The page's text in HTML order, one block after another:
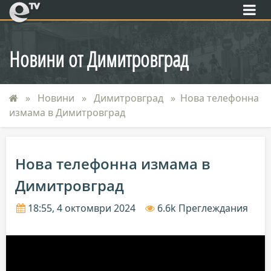
eTV
Новини от Димитровград
Новини Димитровград
Нова телефонна
измама в Димитровград
Нова телефонна измама в
Димитровград
18:55, 4 октомври 2024 6.6k Преглеждания